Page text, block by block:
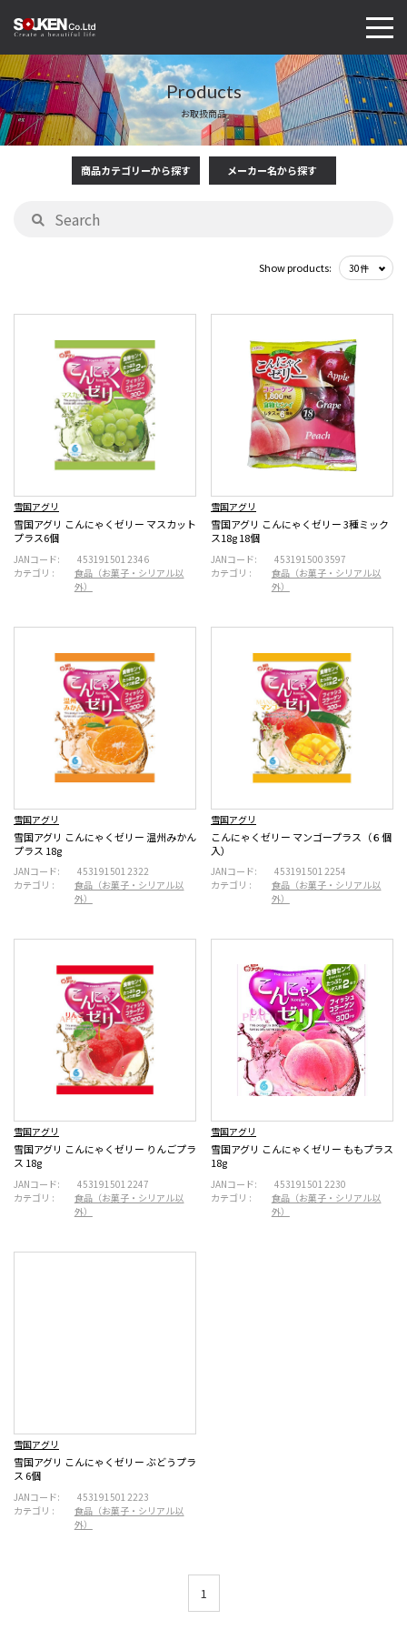
Products
お取扱商品
商品カテゴリーから探す メーカー名から探す
Show products:
雪国アグリ
雪国アグリ こんにゃくゼリー マスカット
プラス6個
JANコード:
4531915012346
カテゴリ :
食品（お菓子・シリアル以
外）
雪国アグリ
雪国アグリ こんにゃくゼリー 3種ミック
ス18g 18個
JANコード:
4531915003597
カテゴリ :
食品（お菓子・シリアル以
外）
雪国アグリ
雪国アグリ こんにゃくゼリー 温州みかん
プラス 18g
JANコード:
4531915012322
カテゴリ :
食品（お菓子・シリアル以
外）
雪国アグリ
こんにゃくゼリー マンゴープラス（６個
入）
JANコード:
4531915012254
カテゴリ :
食品（お菓子・シリアル以
外）
雪国アグリ
雪国アグリ こんにゃくゼリー りんごプラ
ス 18g
JANコード:
4531915012247
カテゴリ :
食品（お菓子・シリアル以
外）
雪国アグリ
雪国アグリ こんにゃくゼリー ももプラス
18g
JANコード:
4531915012230
カテゴリ :
食品（お菓子・シリアル以
外）
雪国アグリ
雪国アグリ こんにゃくゼリー ぶどうプラ
ス 6個
JANコード:
4531915012223
カテゴリ :
食品（お菓子・シリアル以
外）
1